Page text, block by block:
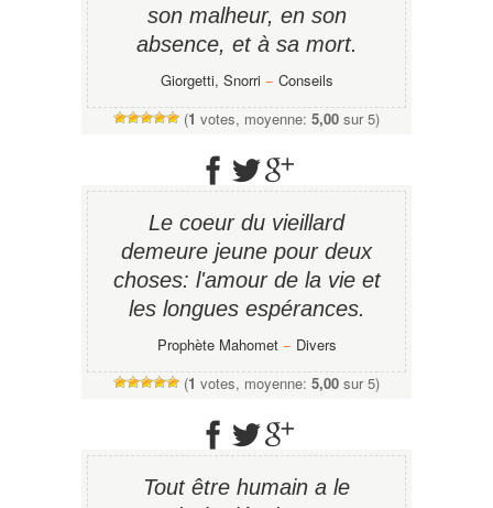
son malheur, en son
absence, et à sa mort.
Giorgetti, Snorri− Conseils
(1 votes, moyenne: 5,00 sur 5)
Le coeur du vieillard
demeure jeune pour deux
choses: l'amour de la vie et
les longues espérances.
Prophète Mahomet− Divers
(1 votes, moyenne: 5,00 sur 5)
Tout être humain a le